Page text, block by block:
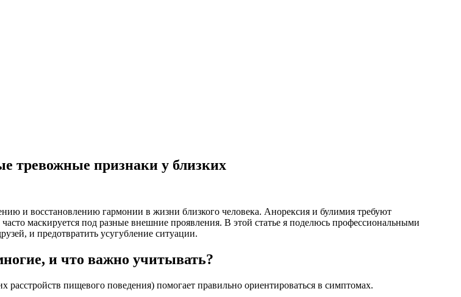
тревожные признаки у близких
и восстановлению гармонии в жизни близкого человека. Анорексия и булимия требуют
маскируется под разные внешние проявления. В этой статье я поделюсь профессиональными
и предотвратить усугубление ситуации.
и что важно учитывать?
пищевого поведения) помогает правильно ориентироваться в симптомах.